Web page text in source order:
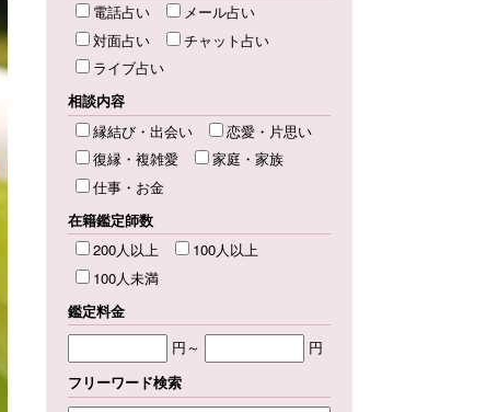
電話占い
メール占い
対面占い
チャット占い
ライブ占い
相談内容
縁結び・出会い
恋愛・片思い
復縁・複雑愛
家庭・家族
仕事・お金
在籍鑑定師数
200人以上
100人以上
100人未満
鑑定料金
円～
円
フリーワード検索